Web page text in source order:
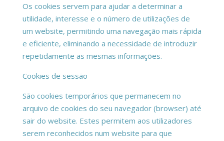
Os cookies servem para ajudar a determinar a
utilidade, interesse e o número de utilizações de
um website, permitindo uma navegação mais rápida
e eficiente, eliminando a necessidade de introduzir
repetidamente as mesmas informações.
Cookies de sessão
São cookies temporários que permanecem no
arquivo de cookies do seu navegador (browser) até
sair do website. Estes permitem aos utilizadores
serem reconhecidos num website para que